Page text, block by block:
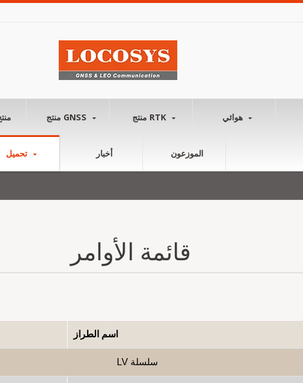
منتج GNSS منتج RTK هوائي
تحميل أخبار الموزعون
قائمة الأوامر
اسم الطراز
سلسلة LV